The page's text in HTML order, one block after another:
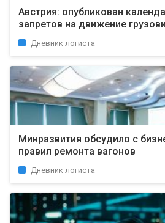
Австрия: опубликован
запретов на движение
Дневник логиста
Минразвития обсудило с
правил ремонта вагонов
Дневник логиста